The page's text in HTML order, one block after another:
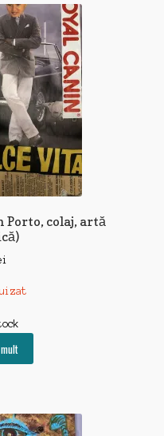
Porto, colaj, artă